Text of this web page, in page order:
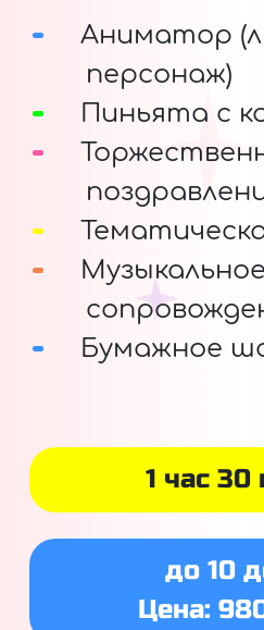
Аниматор
персонаж)
Пиньята с
Музыкальное
Бумажное
1 час 30
до 10
Цена: